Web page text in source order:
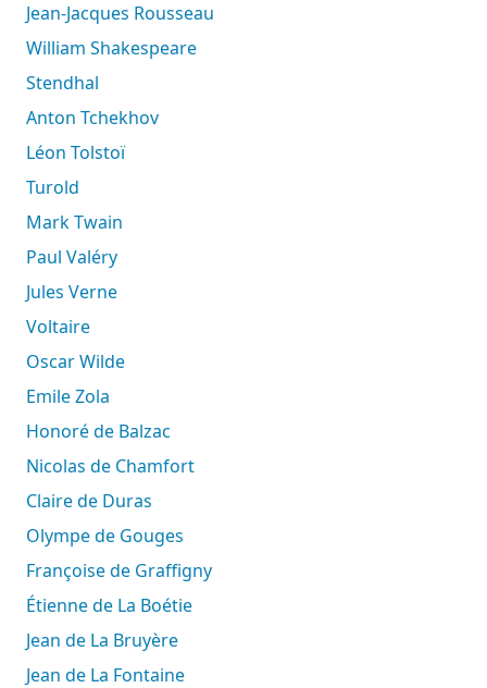
Jean-Jacques Rousseau
William Shakespeare
Stendhal
Anton Tchekhov
Léon Tolstoï
Turold
Mark Twain
Paul Valéry
Jules Verne
Voltaire
Oscar Wilde
Emile Zola
Honoré de Balzac
Nicolas de Chamfort
Claire de Duras
Olympe de Gouges
Françoise de Graffigny
Étienne de La Boétie
Jean de La Bruyère
Jean de La Fontaine